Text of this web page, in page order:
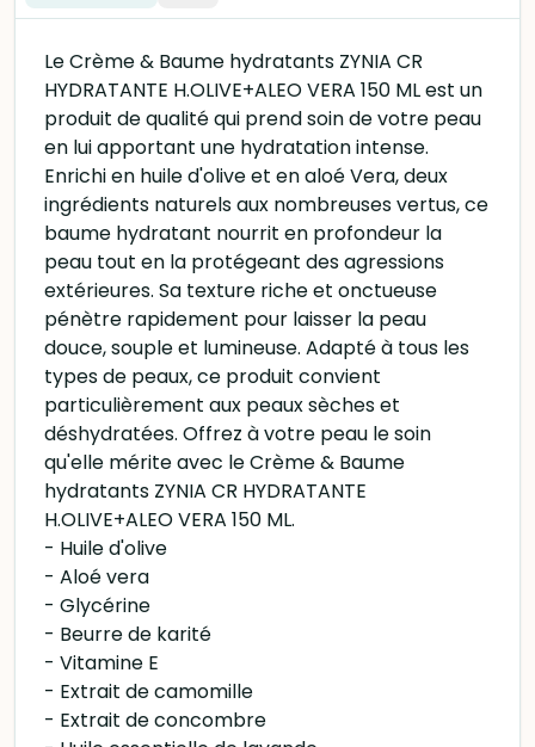
Le Crème & Baume hydratants ZYNIA CR
HYDRATANTE H.OLIVE+ALEO VERA 150 ML est un
produit de qualité qui prend soin de votre peau
en lui apportant une hydratation intense.
Enrichi en huile d'olive et en aloé Vera, deux
ingrédients naturels aux nombreuses vertus, ce
baume hydratant nourrit en profondeur la
peau tout en la protégeant des agressions
extérieures. Sa texture riche et onctueuse
pénètre rapidement pour laisser la peau
douce, souple et lumineuse. Adapté à tous les
types de peaux, ce produit convient
particulièrement aux peaux sèches et
déshydratées. Offrez à votre peau le soin
qu'elle mérite avec le Crème & Baume
hydratants ZYNIA CR HYDRATANTE
H.OLIVE+ALEO VERA 150 ML.
- Huile d'olive
- Aloé vera
- Glycérine
- Beurre de karité
- Vitamine E
- Extrait de camomille
- Extrait de concombre